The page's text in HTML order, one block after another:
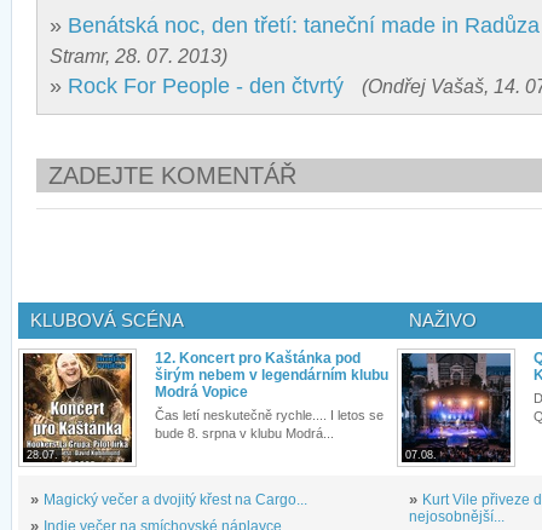
» Benátská noc, den třetí: taneční made in
Stramr, 28. 07. 2013)
» Rock For People - den čtvrtý (Ondřej Vašaš, 14.
ZADEJTE KOMENTÁŘ
KLUBOVÁ SCÉNA
28.07.
12. Koncert pro Kaštánka pod
širým nebem v legendárním klubu
Modrá Vopice
Čas letí neskutečně rychle.... I letos se
bude 8. srpna v klubu Modrá...
» Magický večer a dvojitý křest na Cargo...
» Indie večer na smíchovské náplavce
NAŽIVO
07.08.
» Kurt Vile přiveze
nejosobnější...